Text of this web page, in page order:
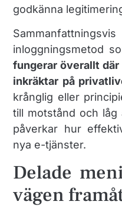
godkänna
inloggningsmetod
fungerar överallt
inkräktar på
krånglig eller
till motstånd och
påverkar hur
nya e-tjänster.
Delade
vägen